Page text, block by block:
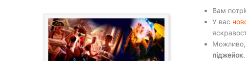
Вам
У вас
Можливо,
піджейок.